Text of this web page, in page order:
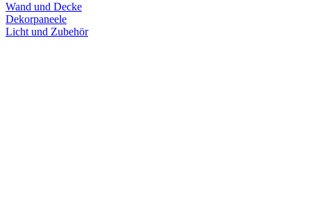
Wand und Decke
Dekorpaneele
Licht und Zubehör